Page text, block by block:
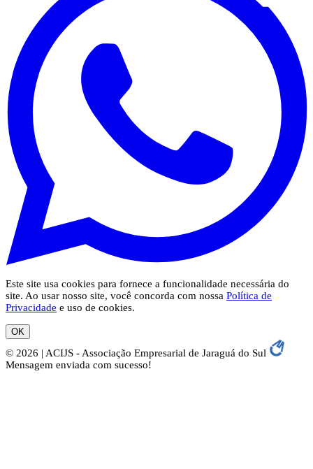
Este site usa cookies para fornece a funcionalidade necessária do
site. Ao usar nosso site, você concorda com nossa Política de
Privacidade e uso de cookies.
OK
© 2026 | ACIJS - Associação Empresarial de Jaraguá do Sul
Mensagem enviada com sucesso!